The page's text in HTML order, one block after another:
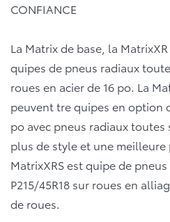
CONFIANCE
La Matrix de base, la
quipes de pneus radiaux
roues en acier de 16 po. La
peuvent tre quipes en option
po avec pneus radiaux toutes
plus de style et une meilleure
MatrixXRS est quipe de
P215/45R18 sur roues en
de roues.